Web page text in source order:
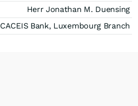
Herr Jonathan M. Duensing
CACEIS Bank, Luxembourg Branch